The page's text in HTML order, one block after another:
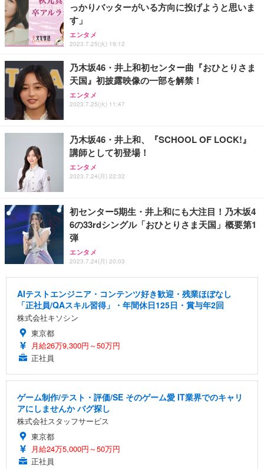
っかりバッターがいる方向に投げようと思いま
す」
エンタメ
2023.7.25(火) 19:12
乃木坂46・井上和初センター曲『おひとりさま
天国』初披露映像の一部を解禁！
エンタメ
2023.7.25(火) 11:47
乃木坂46・井上和、『SCHOOL OF LOCK!』
講師として初登場！
エンタメ
2023.7.24(月) 22:32
初センター5期生・井上和にも大注目！乃木坂4
6の33rdシングル「おひとりさま天国」概要第1
弾
エンタメ
2023.7.24(月) 20:03
AIテストエンジニア・コンテンツ好き歓迎・残業ほぼなし
「正社員/QAスキル習得」・年間休日125日・賞与年2回
株式会社キソシン
東京都
月給26万9,300円～50万円
正社員
ゲーム制作/テスト・評価/SE そのゲーム愛 IT業界でのキャリ
アにしませんか バグ探し
株式会社スタッフサービス
東京都
月給24万5,000円～50万円
正社員